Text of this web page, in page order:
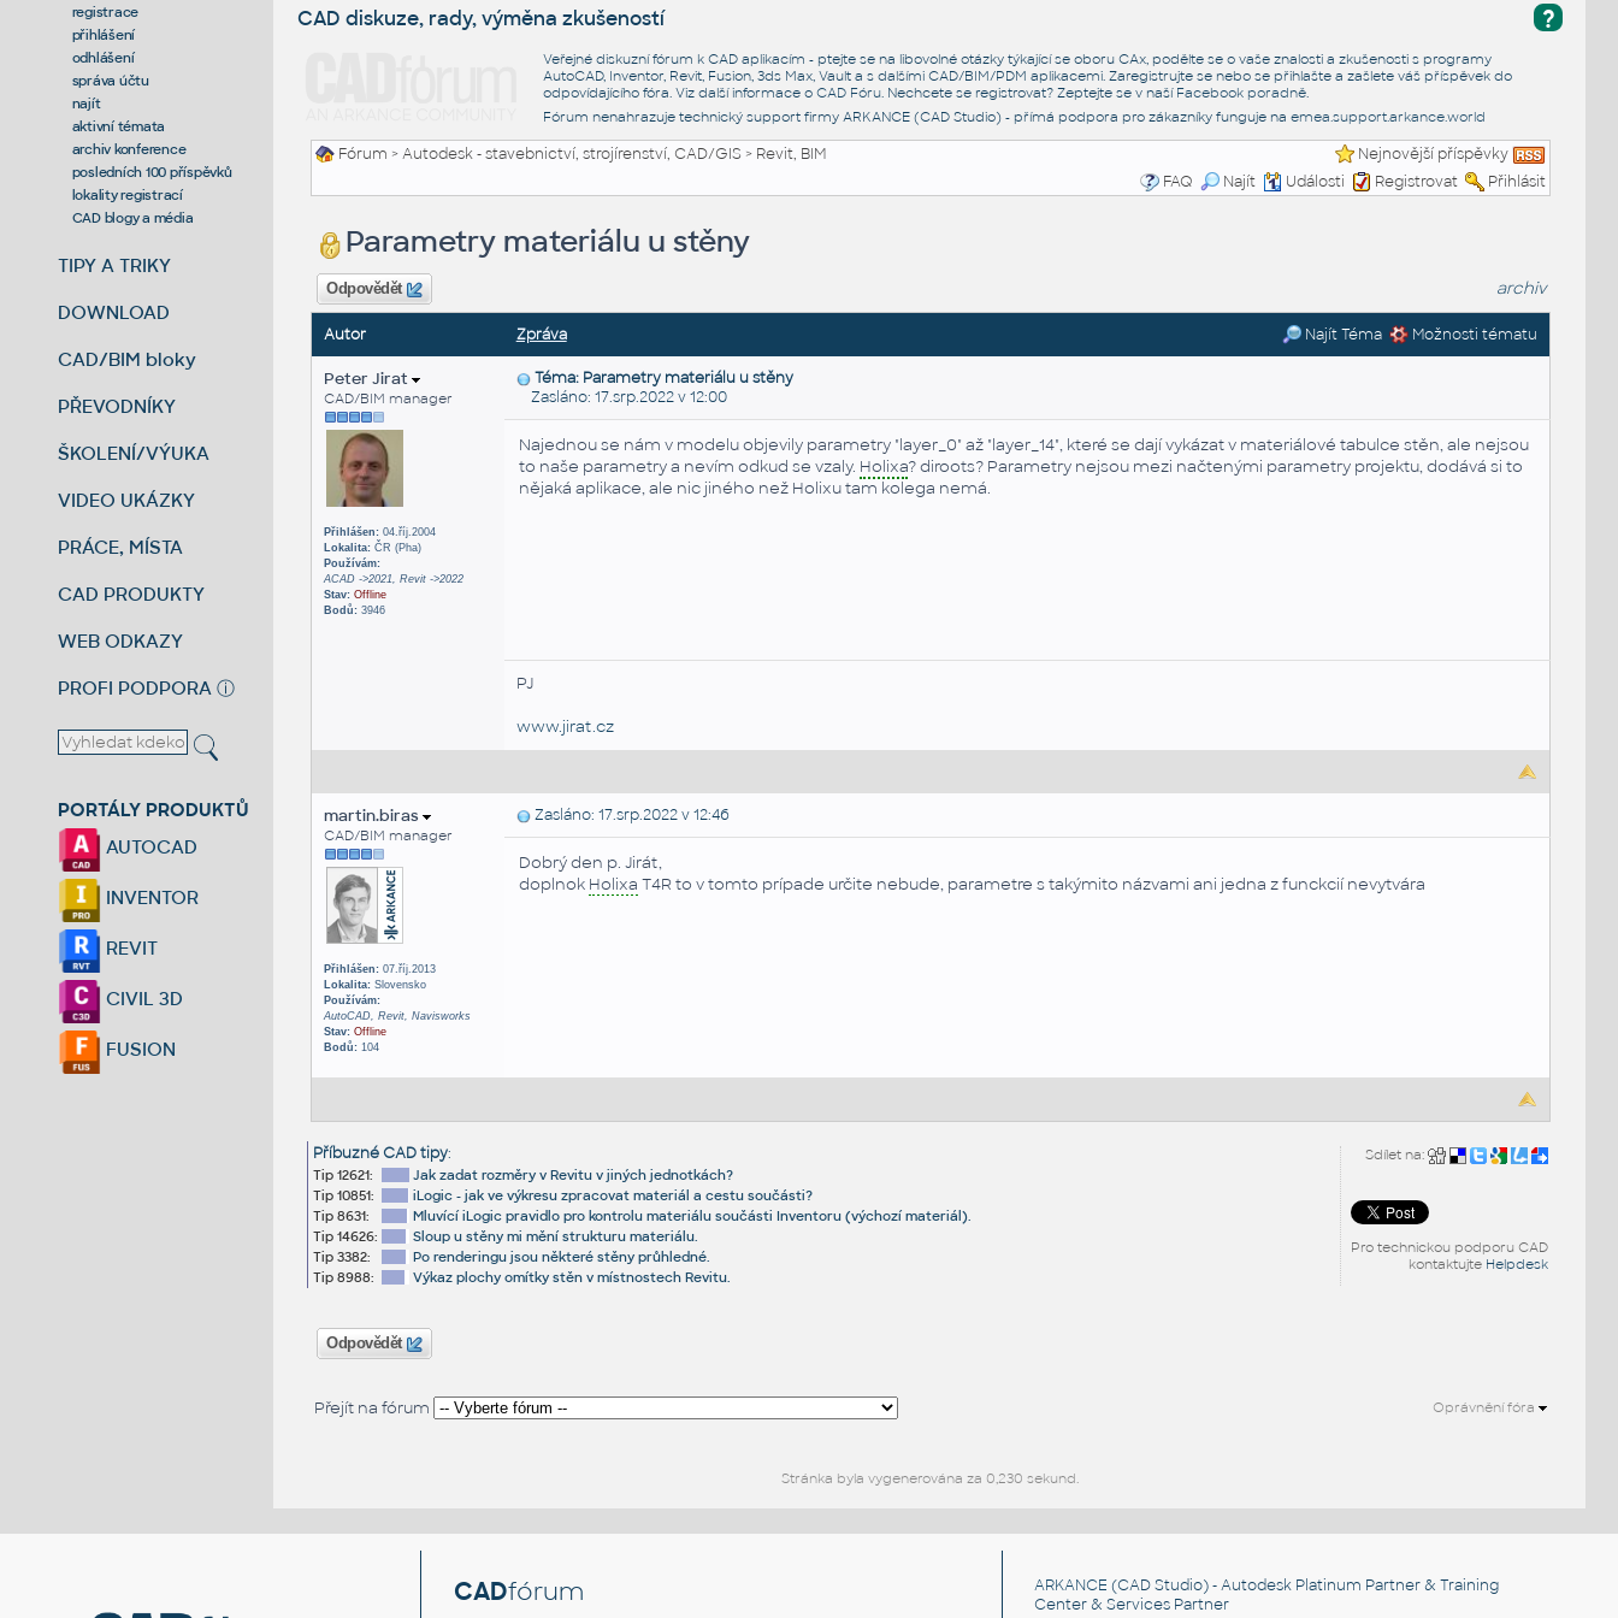
registrace
přihlášení
odhlášení
správa účtu
najít
aktivní témata
archiv konference
posledních 100 příspěvků
lokality registrací
CAD blogy a média
TIPY A TRIKY
DOWNLOAD
CAD/BIM bloky
PŘEVODNÍKY
ŠKOLENÍ/VÝUKA
VIDEO UKÁZKY
PRÁCE, MÍSTA
CAD PRODUKTY
WEB ODKAZY
PROFI PODPORA ⓘ
PORTÁLY PRODUKTŮ
AUTOCAD
INVENTOR
REVIT
CIVIL 3D
FUSION
?
CAD diskuze, rady, výměna zkušeností
Veřejné diskuzní fórum k CAD aplikacím - ptejte se na libovolné otázky týkající se oboru CAx, podělte se o vaše znalosti a zkušenosti s programy
AutoCAD, Inventor, Revit, Fusion, 3ds Max, Vault a s dalšími CAD/BIM/PDM aplikacemi. Zaregistrujte se nebo se přihlašte a zašlete váš příspěvek do
odpovídajícího fóra. Viz další informace o CAD Fóru. Nechcete se registrovat? Zeptejte se v naší Facebook poradně.
Fórum nenahrazuje technický support firmy ARKANCE (CAD Studio) - přímá podpora pro zákazníky funguje na emea.support.arkance.world
Fórum >Autodesk - stavebnictví, strojírenství, CAD/GIS> Revit, BIM
Nejnovější příspěvky
FAQ
Najít Události Registrovat Přihlásit
Parametry materiálu u stěny
Odpovědět archiv
Autor Zpráva Najít Téma Možnosti tématu
Peter Jirat
CAD/BIM manager
Přihlášen:04.říj.2004
Lokalita:ČR (Pha)
Používám:
ACAD ->2021, Revit ->2022
Stav: Offline
Bodů:3946
Téma: Parametry materiálu u stěny
Zasláno: 17.srp.2022 v 12:00
Najednou se nám v modelu objevily parametry "layer_0" až "layer_14", které se dají vykázat v materiálové tabulce stěn, ale nejsou
to naše parametry a nevím odkud se vzaly. Holixa? diroots? Parametry nejsou mezi načtenými parametry projektu, dodává si to
nějaká aplikace, ale nic jiného než Holixu tam kolega nemá.
PJ
www.jirat.cz
martin.biras
CAD/BIM manager
Přihlášen:07.říj.2013
Lokalita:Slovensko
Používám:
AutoCAD, Revit, Navisworks
Stav: Offline
Bodů:104
Zasláno: 17.srp.2022 v 12:46
Dobrý den p. Jirát,
doplnok Holixa T4R to v tomto prípade určite nebude, parametre s takýmito názvami ani jedna z funckcií nevytvára
Sdílet na:
Pro technickou podporu CAD
kontaktujte Helpdesk
Příbuzné CAD tipy:
Tip 12621:
Jak zadat rozměry v Revitu v jiných jednotkách?
Tip 10851:
iLogic - jak ve výkresu zpracovat materiál a cestu součásti?
Tip 8631:
Mluvící iLogic pravidlo pro kontrolu materiálu součásti Inventoru (výchozí materiál).
Tip 14626:
Sloup u stěny mi mění strukturu materiálu.
Tip 3382:
Po renderingu jsou některé stěny průhledné.
Tip 8988:
Výkaz plochy omítky stěn v místnostech Revitu.
Odpovědět
Přejít na fórum Oprávnění fóra
Stránka byla vygenerována za 0,230 sekund.
CADfórum ARKANCE (CAD Studio) - Autodesk Platinum Partner & Training
Center & Services Partner